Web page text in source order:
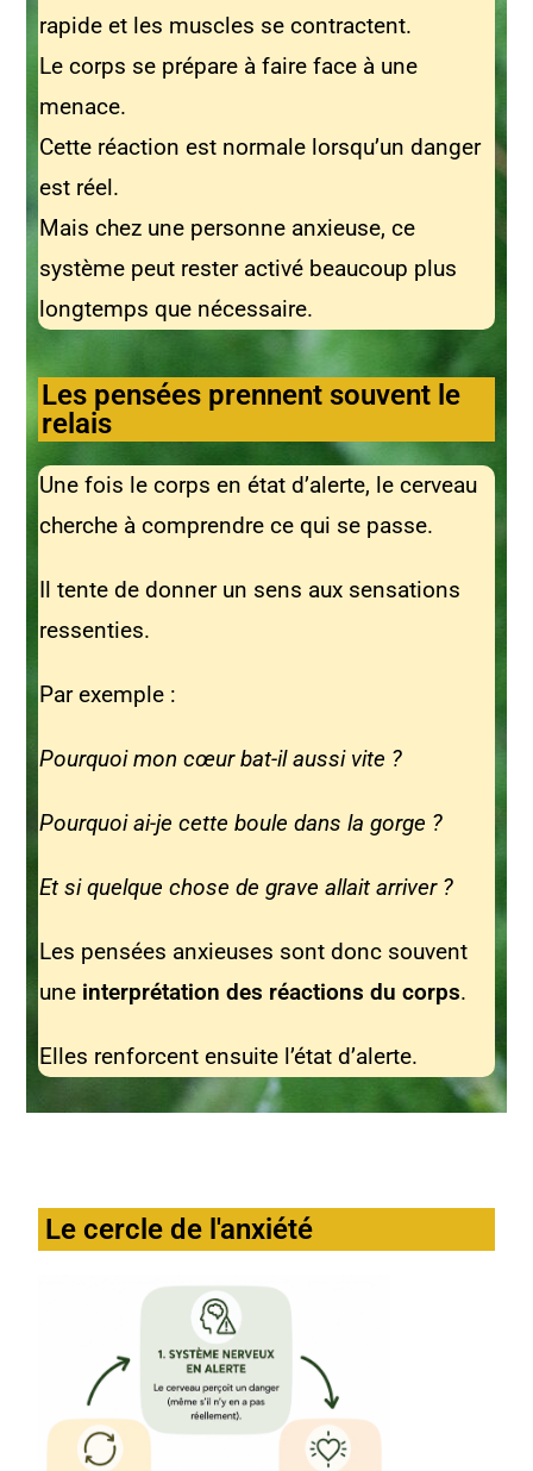
rapide et les muscles se contractent.
Le corps se prépare à faire face à une
menace.
Cette réaction est normale lorsqu’un danger
est réel.
Mais chez une personne anxieuse, ce
système peut rester activé beaucoup plus
longtemps que nécessaire.
Les pensées prennent souvent le
relais
Une fois le corps en état d’alerte, le cerveau
cherche à comprendre ce qui se passe.
Il tente de donner un sens aux sensations
ressenties.
Par exemple :
Pourquoi mon cœur bat-il aussi vite ?
Pourquoi ai-je cette boule dans la gorge ?
Et si quelque chose de grave allait arriver ?
Les pensées anxieuses sont donc souvent
une interprétation des réactions du corps.
Elles renforcent ensuite l’état d’alerte.
Le cercle de l'anxiété